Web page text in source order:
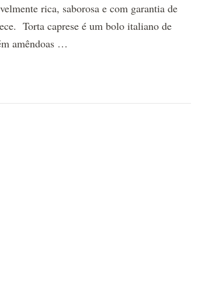
rica, saborosa e com garantia de
Torta caprese é um bolo italiano de
amêndoas …